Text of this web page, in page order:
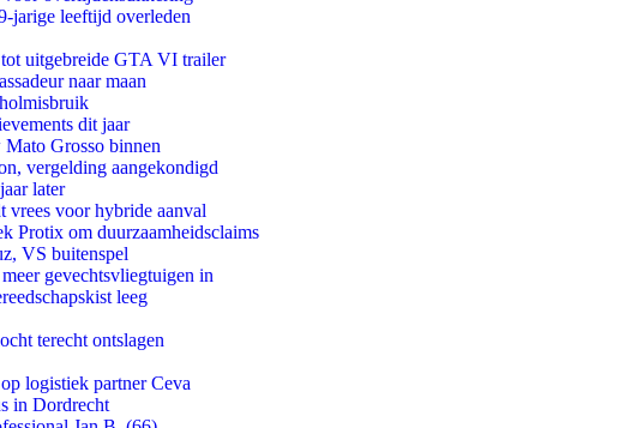
jarige leeftijd overleden
uitgebreide GTA VI trailer
naar maan
dit jaar
Grosso binnen
vergelding aangekondigd
later
voor hybride aanval
Protix om duurzaamheidsclaims
VS buitenspel
gevechtsvliegtuigen in
leeg
terecht ontslagen
logistiek partner Ceva
in Dordrecht